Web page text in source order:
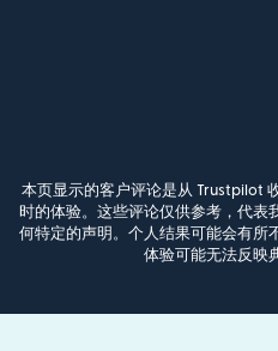
本页显示的客户评论是从 Trustpilot
时的体验。这些评论仅供参考，代表
何特定的声明。个人结果可能会有所
体验可能无法反映